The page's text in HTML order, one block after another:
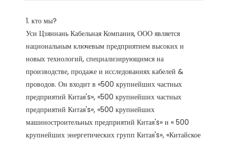
1. кто мы?
Уси Цзяннань Кабельная Компания, ООО является
национальным ключевым предприятием высоких и
новых технологий, специализирующимся на
производстве, продаже и исследованиях кабелей &
проводов. Он входит в «500 крупнейших частных
предприятий Китая's», «500 крупнейших частных
предприятий Китая's», «500 крупнейших
машиностроительных предприятий Китая's» и « 500
крупнейших энергетических групп Китая's», «Китайское